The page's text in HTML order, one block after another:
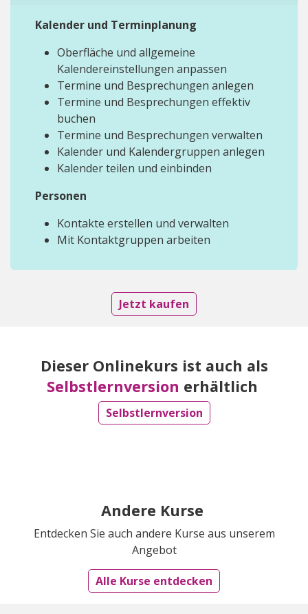
Kalender und Terminplanung
Oberfläche und allgemeine
Kalendereinstellungen anpassen
Termine und Besprechungen anlegen
Termine und Besprechungen effektiv
buchen
Termine und Besprechungen verwalten
Kalender und Kalendergruppen anlegen
Kalender teilen und einbinden
Personen
Kontakte erstellen und verwalten
Mit Kontaktgruppen arbeiten
Jetzt kaufen
Dieser Onlinekurs ist auch als
Selbstlernversion erhältlich
Selbstlernversion
Andere Kurse
Entdecken Sie auch andere Kurse aus unserem
Angebot
Alle Kurse entdecken